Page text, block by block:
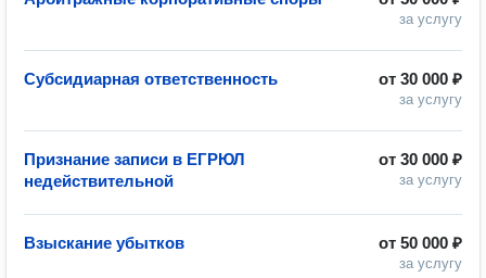
за услугу
от 30 000 ₽
за услугу
Субсидиарная ответственность
от 30 000 ₽
за услугу
Признание записи в ЕГРЮЛ
недействительной
от 50 000 ₽
за услугу
Взыскание убытков